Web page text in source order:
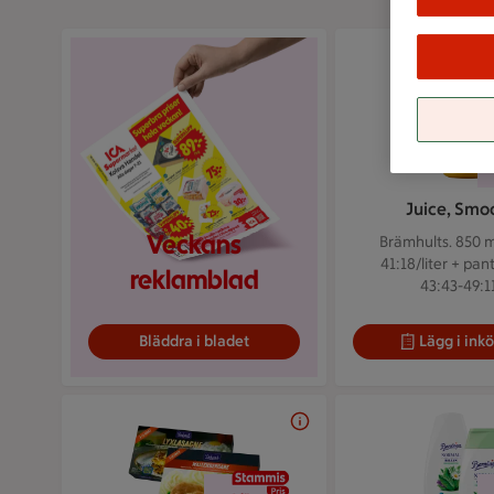
Veckans
reklamblad
Bläddra i bladet
Juice,
Brämhults. 850
41:18/liter +
43:43-
Lägg i
2 för 65 kr